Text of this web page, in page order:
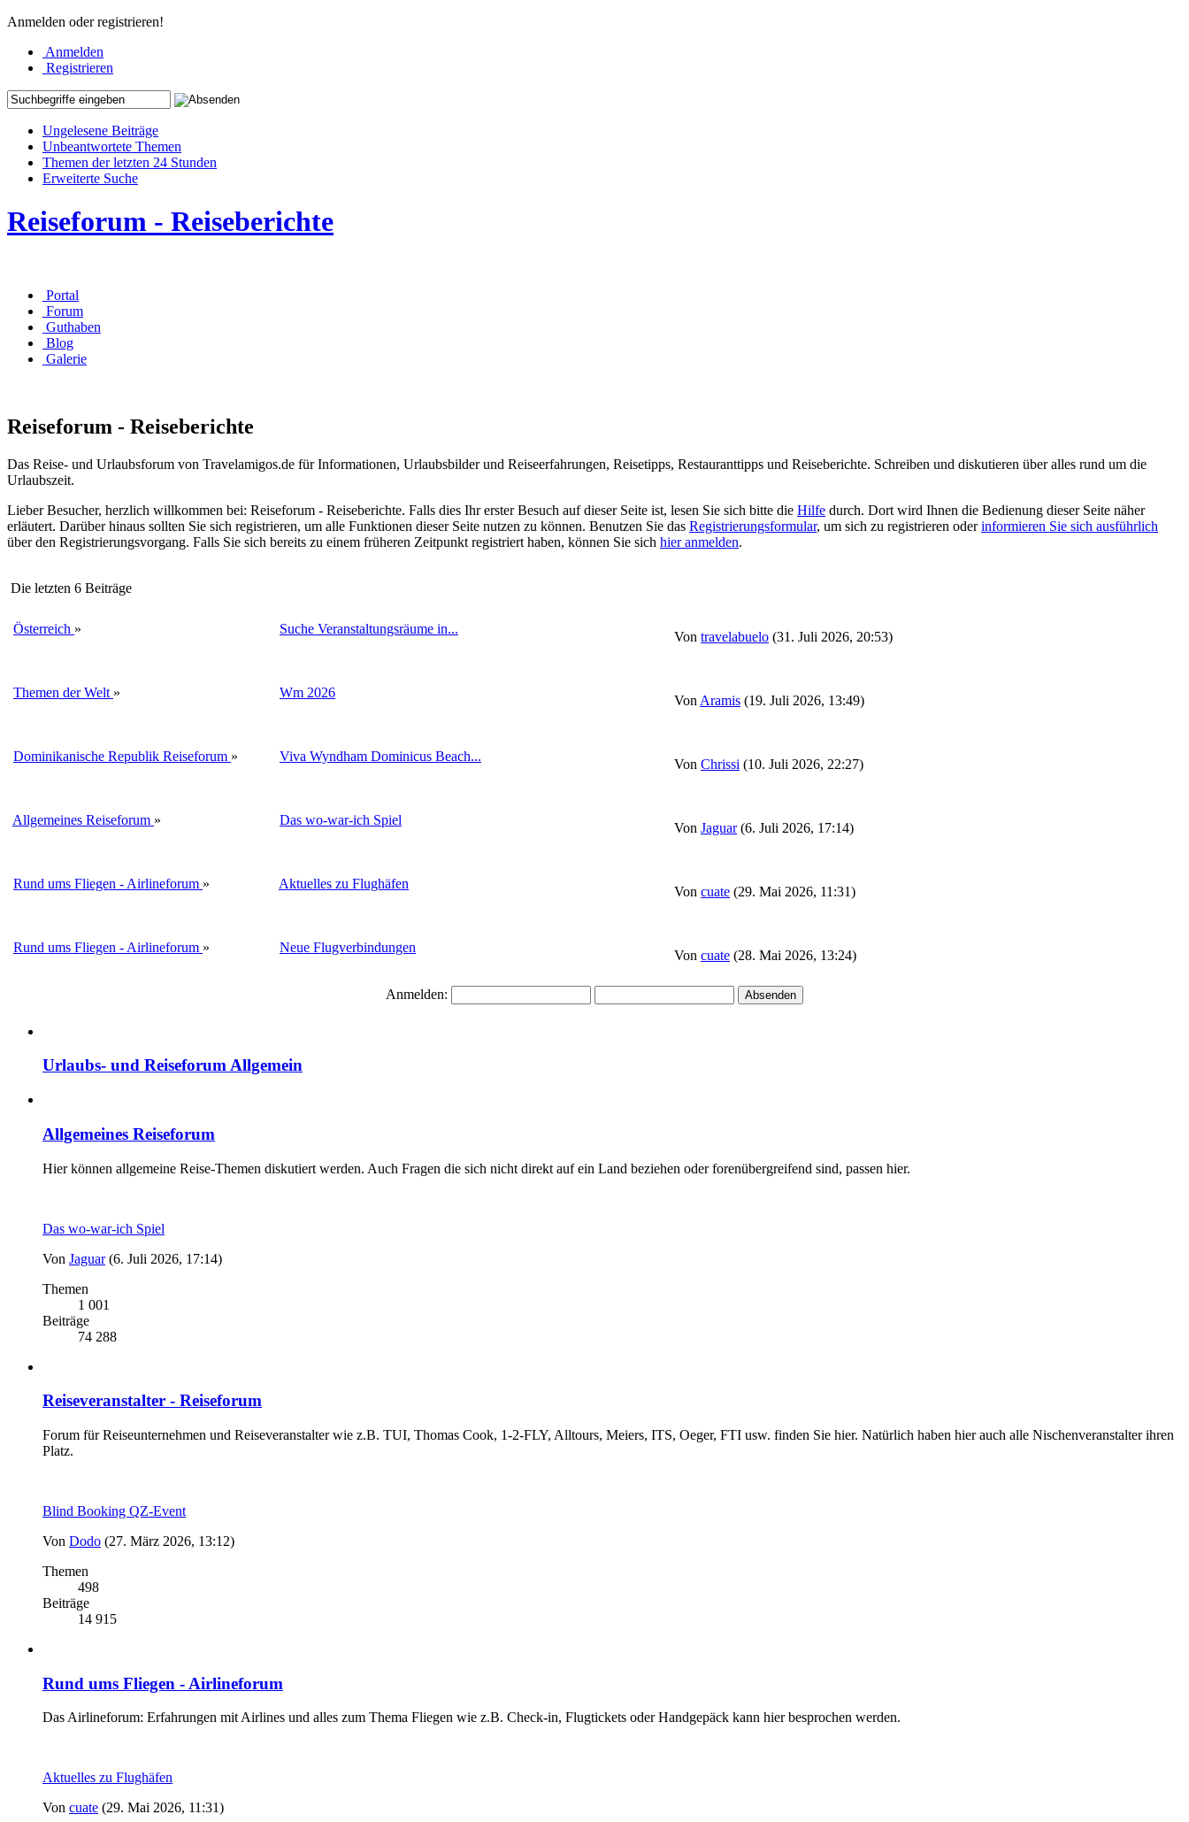
Anmelden oder registrieren!
Anmelden
Registrieren
Ungelesene Beiträge
Unbeantwortete Themen
Themen der letzten 24 Stunden
Erweiterte Suche
Reiseforum - Reiseberichte
Portal
Forum
Guthaben
Blog
Galerie
Reiseforum - Reiseberichte
Das Reise- und Urlaubsforum von Travelamigos.de für Informationen, Urlaubsbilder und Reiseerfahrungen, Reisetipps, Restauranttipps und Reiseberichte. Schreiben und diskutieren über alles rund um die
Urlaubszeit.
Lieber Besucher, herzlich willkommen bei: Reiseforum - Reiseberichte. Falls dies Ihr erster Besuch auf dieser Seite ist, lesen Sie sich bitte die Hilfe durch. Dort wird Ihnen die Bedienung dieser Seite näher
erläutert. Darüber hinaus sollten Sie sich registrieren, um alle Funktionen dieser Seite nutzen zu können. Benutzen Sie das Registrierungsformular, um sich zu registrieren oderinformieren Sie sich ausführlich
über den Registrierungsvorgang. Falls Sie sich bereits zu einem früheren Zeitpunkt registriert haben, können Sie sich hier anmelden.
Die letzten 6 Beiträge
Österreich » Suche Veranstaltungsräume in...
Von travelabuelo (31. Juli 2026, 20:53)
Themen der Welt » Wm 2026
Von Aramis (19. Juli 2026, 13:49)
Dominikanische Republik Reiseforum » Viva Wyndham Dominicus Beach...
Von Chrissi (10. Juli 2026, 22:27)
Allgemeines Reiseforum » Das wo-war-ich Spiel
Von Jaguar (6. Juli 2026, 17:14)
Rund ums Fliegen - Airlineforum » Aktuelles zu Flughäfen
Von cuate (29. Mai 2026, 11:31)
Rund ums Fliegen - Airlineforum » Neue Flugverbindungen
Von cuate (28. Mai 2026, 13:24)
Anmelden:
Urlaubs- und Reiseforum Allgemein
Allgemeines Reiseforum
Hier können allgemeine Reise-Themen diskutiert werden. Auch Fragen die sich nicht direkt auf ein Land beziehen oder forenübergreifend sind, passen hier.
Das wo-war-ich Spiel
Von Jaguar (6. Juli 2026, 17:14)
Themen
1 001
Beiträge
74 288
Reiseveranstalter - Reiseforum
Forum für Reiseunternehmen und Reiseveranstalter wie z.B. TUI, Thomas Cook, 1-2-FLY, Alltours, Meiers, ITS, Oeger, FTI usw. finden Sie hier. Natürlich haben hier auch alle Nischenveranstalter ihren
Platz.
Blind Booking QZ-Event
Von Dodo (27. März 2026, 13:12)
Themen
498
Beiträge
14 915
Rund ums Fliegen - Airlineforum
Das Airlineforum: Erfahrungen mit Airlines und alles zum Thema Fliegen wie z.B. Check-in, Flugtickets oder Handgepäck kann hier besprochen werden.
Aktuelles zu Flughäfen
Von cuate (29. Mai 2026, 11:31)